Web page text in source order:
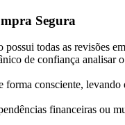
Segura
possui todas as revisões
de confiança analisar
forma consciente, levando
financeiras ou